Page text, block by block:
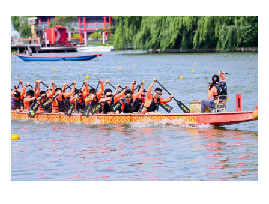
社会宣传
思想政治教育 爱国主义教育
全民国防教育
红色资源保护利
用
新闻出版
精品出版 全民阅读
出版监管
扫黄打非